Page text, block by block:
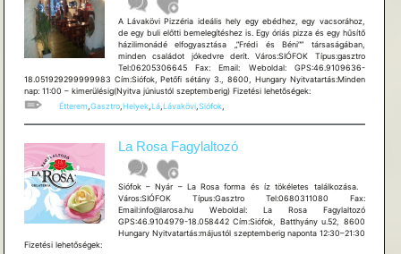
A Lávakövi Pizzéria ideális hely egy ebédhez, egy vacsorához,
de egy buli előtti bemelegítéshez is. Egy óriás pizza és egy hűsítő
házilimonádé elfogyasztása „”Frédi és Béni”” társaságában,
minden családot jókedvre derít. Város:SIÓFOK Típus:gasztro
Tel:06205306645 Fax: Email: Weboldal: GPS:46.9109636-
18.051929299999983 Cím:Siófok, Petőfi sétány 3., 8600, Hungary Nyitvatartás:Minden
nap: 11:00 – kimerülésig(Nyitva júniustól szeptemberig) Fizetési lehetõségek:
Étterem Gasztro, Helyek, Lá, Lávakövi, Siófok,
La Rosa Fagylaltozó
Siófok – Nyár – La Rosa forma és íz tökéletes találkozása.
Város:SIÓFOK Típus:Gasztro Tel:0680311080 Fax:
Email:info@larosa.hu Weboldal: La Rosa Fagylaltozó
GPS:46.9104979-18.058442 Cím:Siófok, Batthyány u.52, 8600
Hungary Nyitvatartás:májustól szeptemberig naponta 12:30–21:30
Fizetési lehetőségek: